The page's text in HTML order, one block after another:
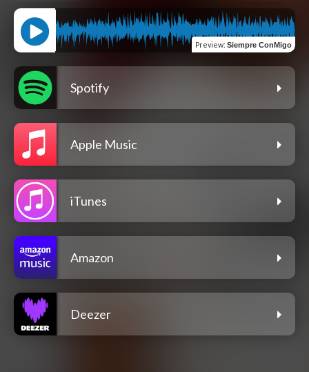
Preview: Siempre ConMigo
Spotify
Apple Music
iTunes
Amazon
Deezer